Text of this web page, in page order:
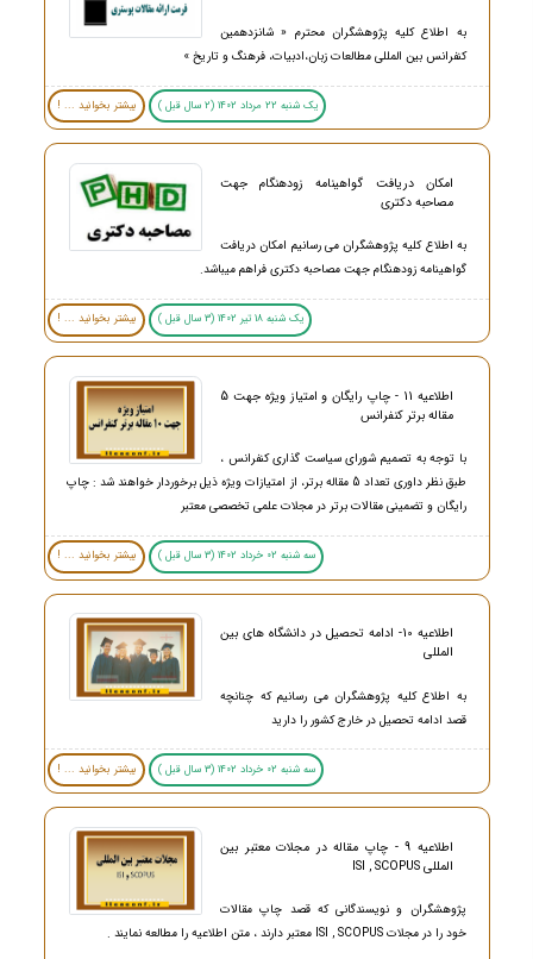
به اطلاع کلیه پژوهشگران محترم « شانزدهمین
کنفرانس بین المللی مطالعات زبان،ادبیات، فرهنگ و تاریخ »
یک شنبه 22 مرداد 1402 (2 سال قبل ) بیشتر بخوانید ... !
امکان دریافت گواهینامه زودهنگام جهت
مصاحبه دکتری
به اطلاع کلیه پژوهشگران می رسانیم امکان دریافت
گواهینامه زودهنگام جهت مصاحبه دکتری فراهم میباشد.
یک شنبه 18 تیر 1402 (3 سال قبل ) بیشتر بخوانید ... !
اطلاعیه 11 - چاپ رایگان و امتیاز ویژه جهت 5
مقاله برتر کنفرانس
با توجه به تصمیم شورای سیاست گذاری کنفرانس ،
طبق نظر داوری تعداد 5 مقاله برتر، از امتیازات ویژه ذیل برخوردار خواهند شد : چاپ
رایگان و تضمینی مقالات برتر در مجلات علمی تخصصی معتبر
سه شنبه 02 خرداد 1402 (3 سال قبل ) بیشتر بخوانید ... !
اطلاعیه 10- ادامه تحصیل در دانشگاه های بین
المللی
به اطلاع کلیه پژوهشگران می رسانیم که چنانچه
قصد ادامه تحصیل در خارج کشور را دارید
سه شنبه 02 خرداد 1402 (3 سال قبل ) بیشتر بخوانید ... !
اطلاعیه 9 - چاپ مقاله در مجلات معتبر بین
المللی ISI , SCOPUS
پژوهشگران و نویسندگانی که قصد چاپ مقالات
خود را در مجلات ISI , SCOPUS معتبر دارند ، متن اطلاعیه را مطالعه نمایند .